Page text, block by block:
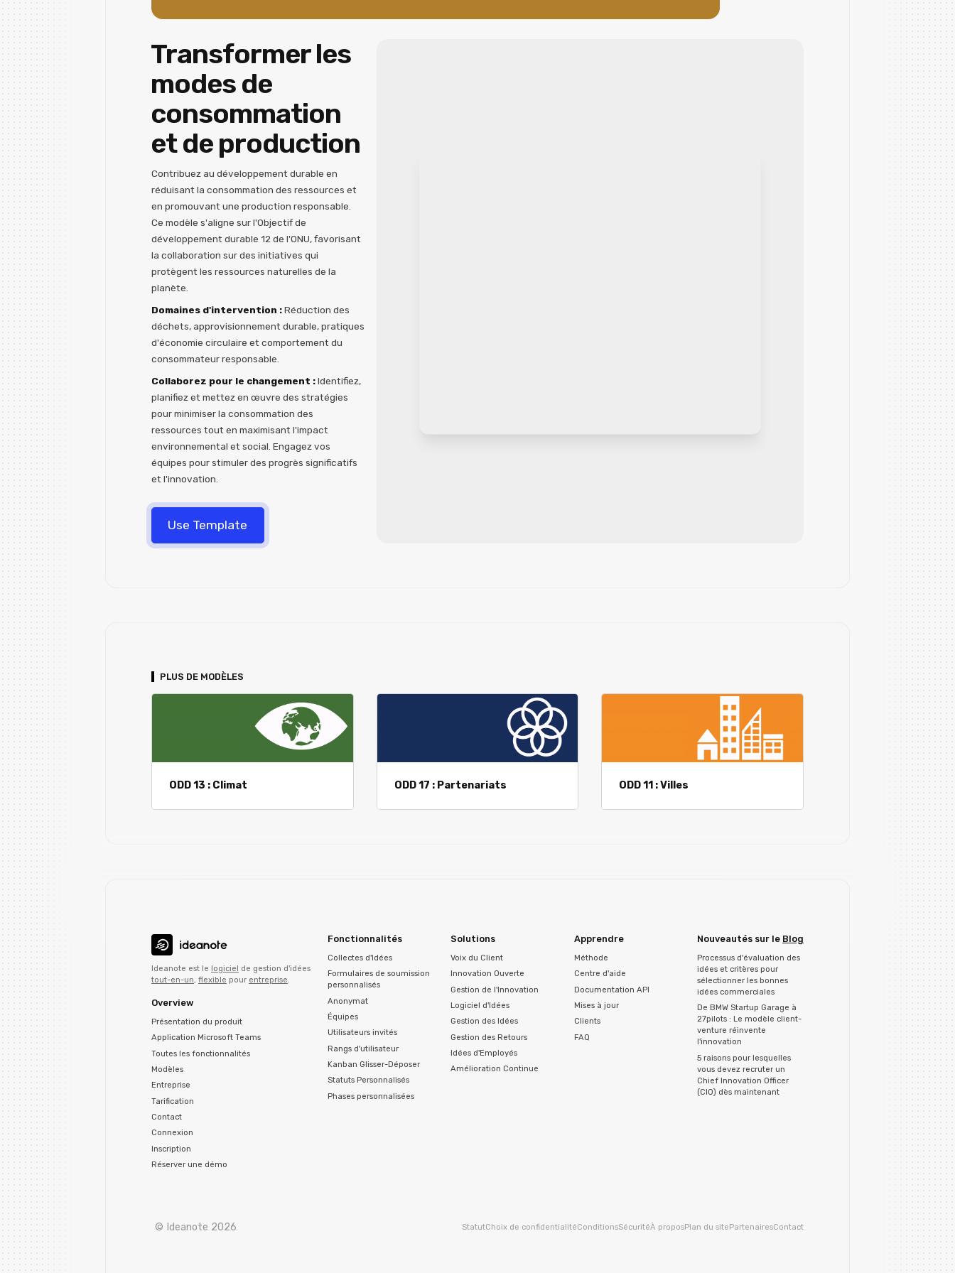
Transformer les
modes de
consommation
et de production
Contribuez au développement durable en
réduisant la consommation des ressources et
en promouvant une production responsable.
Ce modèle s'aligne sur l'Objectif de
développement durable 12 de l'ONU, favorisant
la collaboration sur des initiatives qui
protègent les ressources naturelles de la
planète.
Domaines d'intervention :Réduction des
déchets, approvisionnement durable, pratiques
d'économie circulaire et comportement du
consommateur responsable.
Collaborez pour le changement :Identifiez,
planifiez et mettez en œuvre des stratégies
pour minimiser la consommation des
ressources tout en maximisant l'impact
environnemental et social. Engagez vos
équipes pour stimuler des progrès significatifs
et l'innovation.
Use Template
PLUS DE MODÈLES
ODD 13 : Climat ODD 17 : Partenariats ODD 11 : Villes
Ideanote est le logiciel de gestion d'idées
tout-en-un flexible pour entreprise
Overview
Présentation du produit
Application Microsoft Teams
Toutes les fonctionnalités
Modèles
Entreprise
Tarification
Contact
Connexion
Inscription
Réserver une démo
Fonctionnalités
Collectes d'Idées
Formulaires de soumission
personnalisés
Anonymat
Équipes
Utilisateurs invités
Rangs d'utilisateur
Kanban Glisser-Déposer
Statuts Personnalisés
Phases personnalisées
Solutions
Voix du Client
Innovation Ouverte
Gestion de l'Innovation
Logiciel d'Idées
Gestion des Idées
Gestion des Retours
Idées d'Employés
Amélioration Continue
Apprendre
Méthode
Centre d'aide
Documentation API
Mises à jour
Clients
FAQ
Nouveautés sur le Blog
Processus d'évaluation des
idées et critères pour
sélectionner les bonnes
idées commerciales
De BMW Startup Garage à
27pilots : Le modèle client-
venture réinvente
l'innovation
5 raisons pour lesquelles
vous devez recruter un
Chief Innovation Officer
(CIO) dès maintenant
© Ideanote 2026 StatutChoix de confidentialitéConditionsSécuritéÀ proposPlan du site PartenairesContact